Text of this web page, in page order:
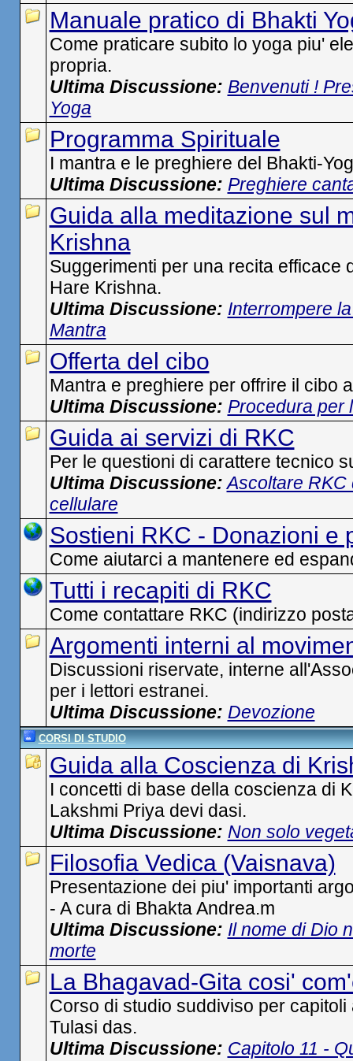
Manuale pratico di Bhakti
Come praticare subito lo yoga piu'
propria.
Ultima Discussione: Benvenuti !
Yoga
Programma Spirituale
I mantra e le preghiere del Bhakti-
Ultima Discussione: Preghiere
Guida alla meditazione sul
Krishna
Suggerimenti per una recita efficace
Hare Krishna.
Ultima Discussione: Interrompere
Mantra
Offerta del cibo
Mantra e preghiere per offrire il cibo
Ultima Discussione: Procedura per
Guida ai servizi di RKC
Per le questioni di carattere tecnico
Ultima Discussione: Ascoltare RKC
cellulare
Sostieni RKC - Donazioni e
Come aiutarci a mantenere ed
Tutti i recapiti di RKC
Come contattare RKC (indirizzo
Argomenti interni al
Discussioni riservate, interne
per i lettori estranei.
Ultima Discussione: Devozione
CORSI DI STUDIO
Guida alla Coscienza di
I concetti di base della coscienza di
Lakshmi Priya devi dasi.
Ultima Discussione: Non solo
Filosofia Vedica (Vaisnava)
Presentazione dei piu' importanti
- A cura di Bhakta Andrea.m
Ultima Discussione: Il nome di Dio
morte
La Bhagavad-Gita cosi'
Corso di studio suddiviso per
Tulasi das.
Ultima Discussione: Capitolo 11 -